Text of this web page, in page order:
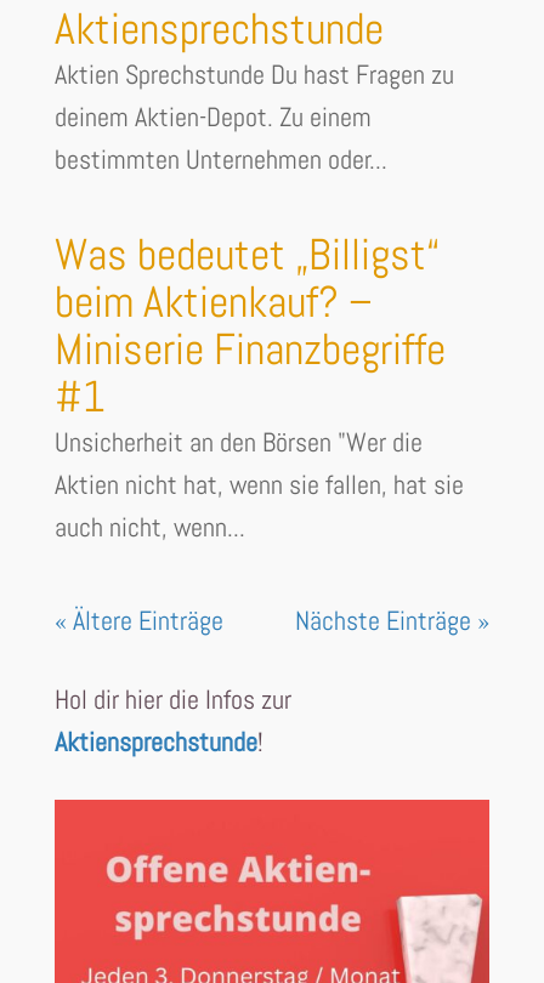
Aktiensprechstunde
Aktien Sprechstunde Du hast Fragen zu
deinem Aktien-Depot. Zu einem
bestimmten Unternehmen oder...
Was bedeutet „Billigst“
beim Aktienkauf? –
Miniserie Finanzbegriffe
#1
Unsicherheit an den Börsen "Wer die
Aktien nicht hat, wenn sie fallen, hat sie
auch nicht, wenn...
« Ältere Einträge Nächste Einträge »
Hol dir hier die Infos zur
Aktiensprechstunde!